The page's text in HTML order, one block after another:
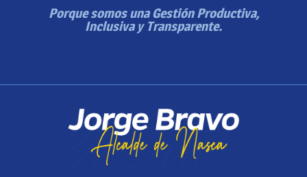
Porque somos una Gestión Productiva,
Inclusiva y Transparente.